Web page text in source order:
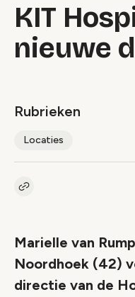
KIT
nieuwe
Rubrieken
Locaties
Kopieer link naar artikel
Marielle van
Noordhoek (42)
directie van de